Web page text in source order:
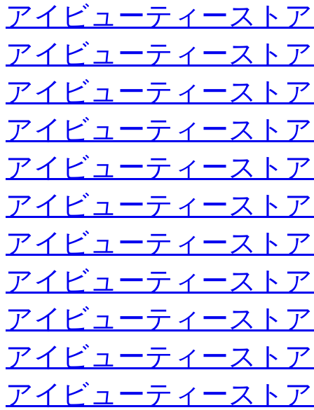
アイビューティースト
アイビューティースト
アイビューティースト
アイビューティースト
アイビューティースト
アイビューティースト
アイビューティースト
アイビューティースト
アイビューティースト
アイビューティースト
アイビューティースト